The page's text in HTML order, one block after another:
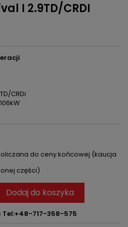
I 2.9TD/CRDI
CRDi
do ceny końcowej (kaucja
części)
Dodaj do koszyka
717-358-575